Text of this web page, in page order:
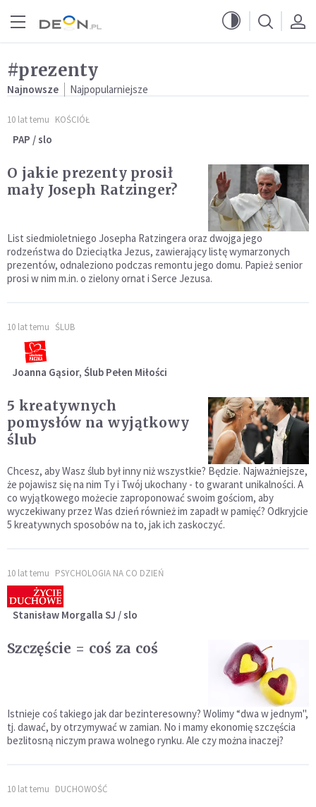
#prezenty
Najnowsze Najpopularniejsze
10 lat temu KOŚCIÓŁ
PAP / slo
O jakie prezenty prosił
mały Joseph Ratzinger?
List siedmioletniego Josepha Ratzingera oraz dwojga jego
rodzeństwa do Dzieciątka Jezus, zawierający listę wymarzonych
prezentów, odnaleziono podczas remontu jego domu. Papież senior
prosi w nim m.in. o zielony ornat i Serce Jezusa.
10 lat temu ŚLUB
Joanna Gąsior, Ślub Pełen Miłości
5 kreatywnych
pomysłów na wyjątkowy
ślub
Chcesz, aby Wasz ślub był inny niż wszystkie? Będzie. Najważniejsze,
że pojawisz się na nim Ty i Twój ukochany - to gwarant unikalności. A
co wyjątkowego możecie zaproponować swoim gościom, aby
wyczekiwany przez Was dzień również im zapadł w pamięć? Odkryjcie
5 kreatywnych sposobów na to, jak ich zaskoczyć.
10 lat temu PSYCHOLOGIA NA CO DZIEŃ
Stanisław Morgalla SJ / slo
Szczęście = coś za coś
Istnieje coś takiego jak dar bezinteresowny? Wolimy “dwa w jednym",
tj. dawać, by otrzymywać w zamian. No i mamy ekonomię szczęścia
bezlitosną niczym prawa wolnego rynku. Ale czy można inaczej?
10 lat temu DUCHOWOŚĆ